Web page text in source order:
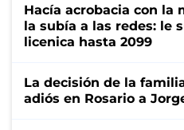
Hacía acrobacia con la
la subía a las redes: le
licenica hasta 2099
La decisión de la
adiós en Rosario a